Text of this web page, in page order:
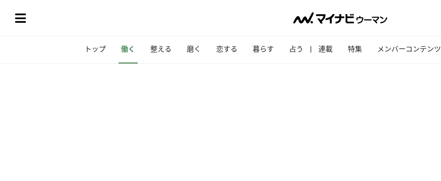
トップ 働く 整える 磨く 恋する 暮らす 占う 連載 特集 メンバーコンテンツ